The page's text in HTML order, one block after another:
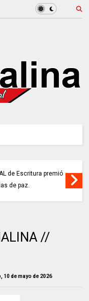
de Escritura premió
de paz.
//
10 de mayo de 2026